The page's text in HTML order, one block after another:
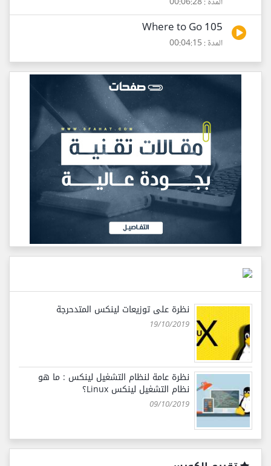
105 Where to Go
المدة : 00:04:15
نظرة على توزيعات لينكس المتدحرجة
19/10/2019
نظرة عامة لنظام التشغيل لينكس : ما هو
نظام التشغيل لينكس Linux؟
09/10/2019